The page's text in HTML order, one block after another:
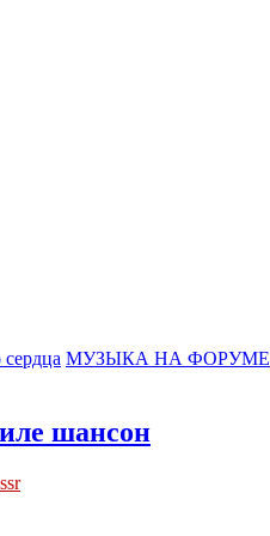
МУЗЫКА НА ФОРУМЕ
шансон